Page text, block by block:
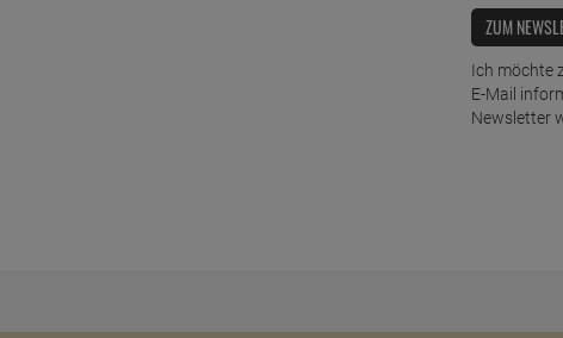
ZUM
Ich möchte
E-Mail
Newsletter